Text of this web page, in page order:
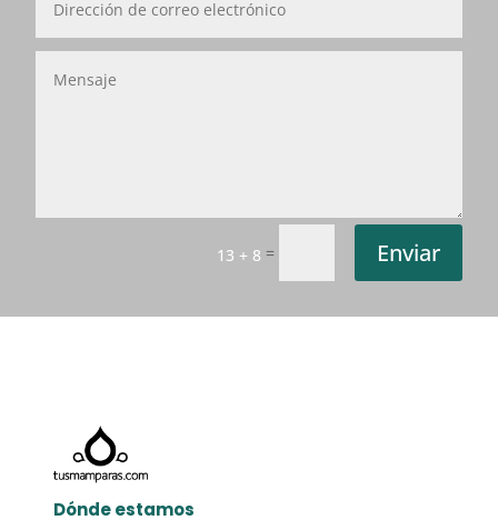
13 + 8 = Enviar
Dónde estamos